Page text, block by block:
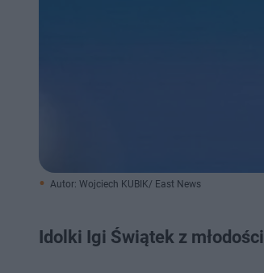
Autor: Wojciech KUBIK/ East News
Idolki Igi Świątek z młodości